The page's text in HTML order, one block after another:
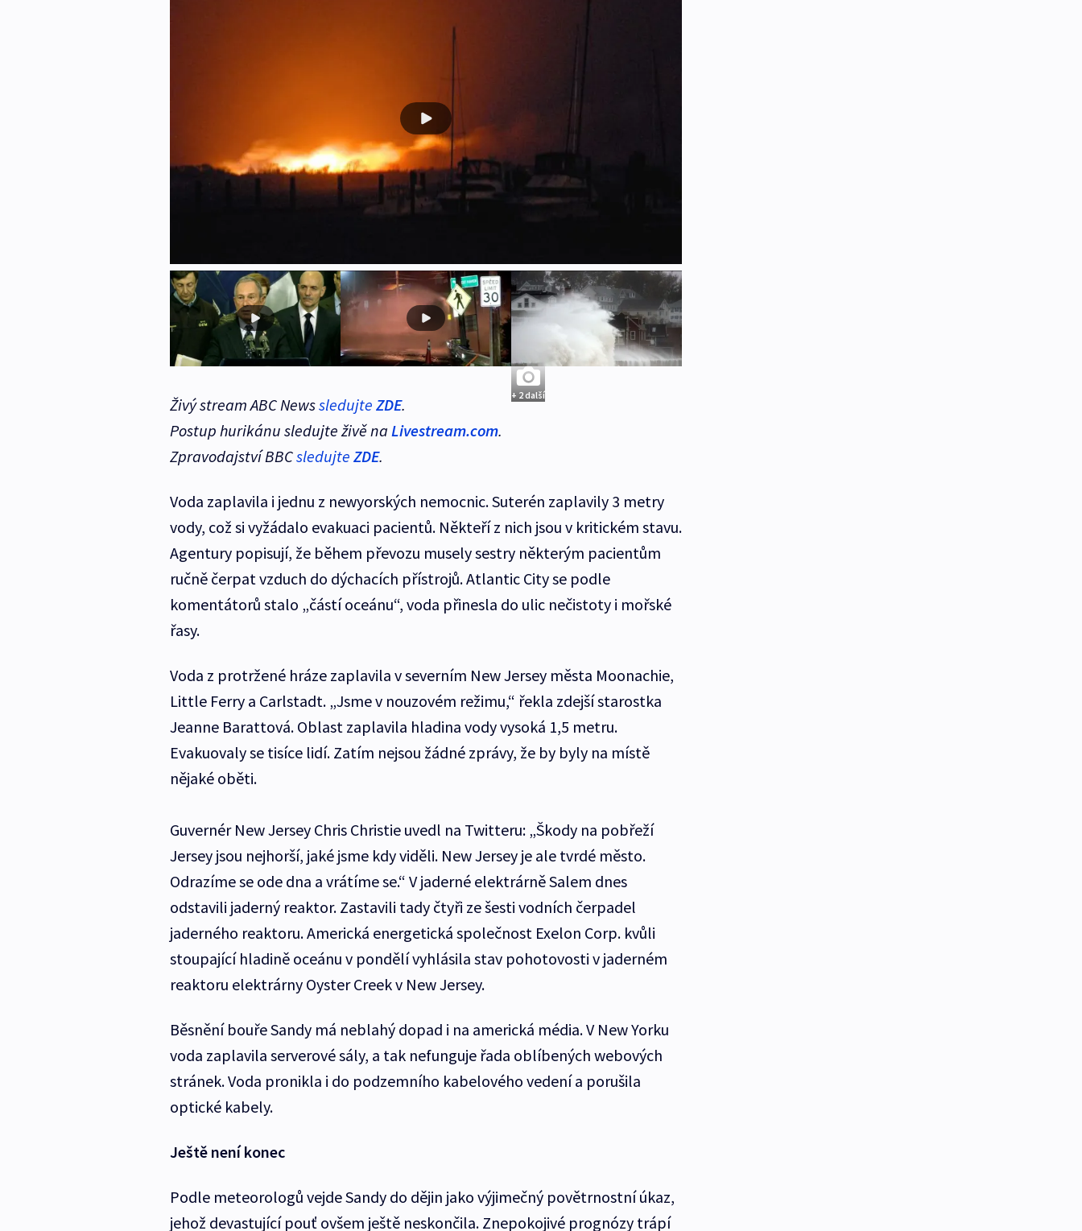
+ 2 další
Živý stream ABC Newssledujte ZDE.
Postup hurikánu sledujte živě na Livestream.com.
Zpravodajství BBCsledujte ZDE.
Voda zaplavila i jednu z newyorských nemocnic. Suterén zaplavily 3 metry
vody, což si vyžádalo evakuaci pacientů. Někteří z nich jsou v kritickém stavu.
Agentury popisují, že během převozu musely sestry některým pacientům
ručně čerpat vzduch do dýchacích přístrojů. Atlantic City se podle
komentátorů stalo „částí oceánu“, voda přinesla do ulic nečistoty i mořské
řasy.
Voda z protržené hráze zaplavila v severním New Jersey města Moonachie,
Little Ferry a Carlstadt. „Jsme v nouzovém režimu,“ řekla zdejší starostka
Jeanne Barattová. Oblast zaplavila hladina vody vysoká 1,5 metru.
Evakuovaly se tisíce lidí. Zatím nejsou žádné zprávy, že by byly na místě
nějaké oběti.
Guvernér New Jersey Chris Christie uvedl na Twitteru: „Škody na pobřeží
Jersey jsou nejhorší, jaké jsme kdy viděli. New Jersey je ale tvrdé město.
Odrazíme se ode dna a vrátíme se.“ V jaderné elektrárně Salem dnes
odstavili jaderný reaktor. Zastavili tady čtyři ze šesti vodních čerpadel
jaderného reaktoru. Americká energetická společnost Exelon Corp. kvůli
stoupající hladině oceánu v pondělí vyhlásila stav pohotovosti v jaderném
reaktoru elektrárny Oyster Creek v New Jersey.
Běsnění bouře Sandy má neblahý dopad i na americká média. V New Yorku
voda zaplavila serverové sály, a tak nefunguje řada oblíbených webových
stránek. Voda pronikla i do podzemního kabelového vedení a porušila
optické kabely.
Ještě není konec
Podle meteorologů vejde Sandy do dějin jako výjimečný povětrnostní úkaz,
jehož devastující pouť ovšem ještě neskončila. Znepokojivé prognózy trápí